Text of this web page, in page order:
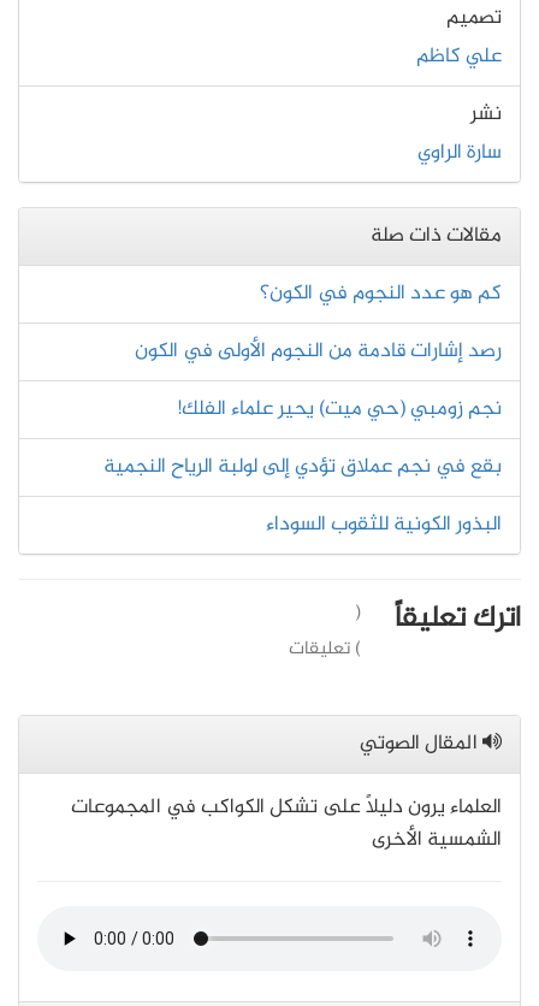
تصميم
علي كاظم
نشر
سارة الراوي
مقالات ذات صلة
كم هو عدد النجوم في الكون؟
رصد إشارات قادمة من النجوم الأولى في الكون
نجم زومبي (حي ميت) يحير علماء الفلك!
بقع في نجم عملاق تؤدي إلى لولبة الرياح النجمية
البذور الكونية للثقوب السوداء
اترك تعليقاً
(
) تعليقات
المقال الصوتي
العلماء يرون دليلًا على تشكل الكواكب في المجموعات
الشمسية الأخرى